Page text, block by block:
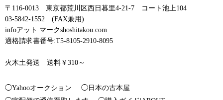
〒116-0013 東京都荒川区西日暮里4-21-7 コート池上104
03-5842-1552 (FAX兼用)
infoアット マークshoshitakou.com
適格請求書番号:T5-8105-2910-8095
火木土発送 送料￥310～
◯Yahooオークション
◯日本の古本屋